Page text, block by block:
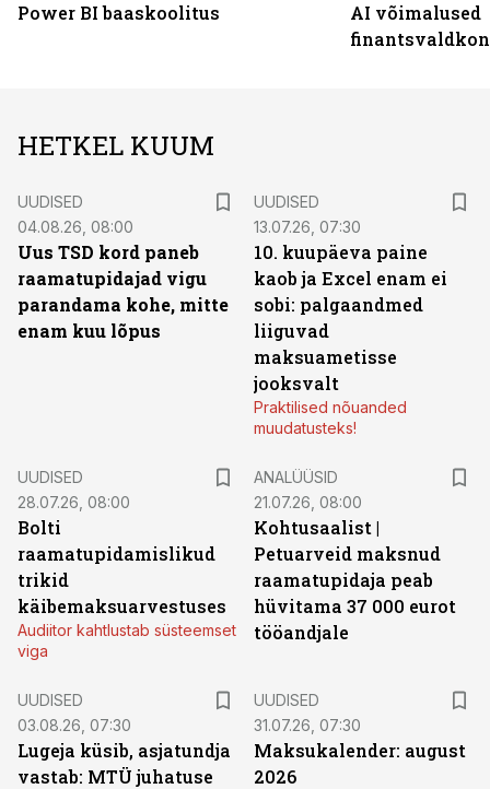
Power BI baaskoolitus
AI võimalused
HETKEL KUUM
UUDISED
04.08.26, 08:00
Uus TSD kord paneb
raamatupidajad vigu
parandama kohe, mitte
enam kuu lõpus
UUDISED
13.07.26, 07:30
10. kuupäeva paine
kaob ja Excel enam ei
sobi: palgaandmed
liiguvad
maksuametisse
jooksvalt
Praktilised nõuanded
muudatusteks!
UUDISED
28.07.26, 08:00
Bolti
raamatupidamislikud
trikid
käibemaksuarvestuses
Audiitor kahtlustab süsteemset
viga
ANALÜÜSID
21.07.26, 08:00
Kohtusaalist |
Petuarveid maksnud
raamatupidaja peab
hüvitama 37 000 eurot
tööandjale
UUDISED
03.08.26, 07:30
Lugeja küsib, asjatundja
vastab: MTÜ juhatuse
UUDISED
31.07.26, 07:30
Maksukalender: august
2026